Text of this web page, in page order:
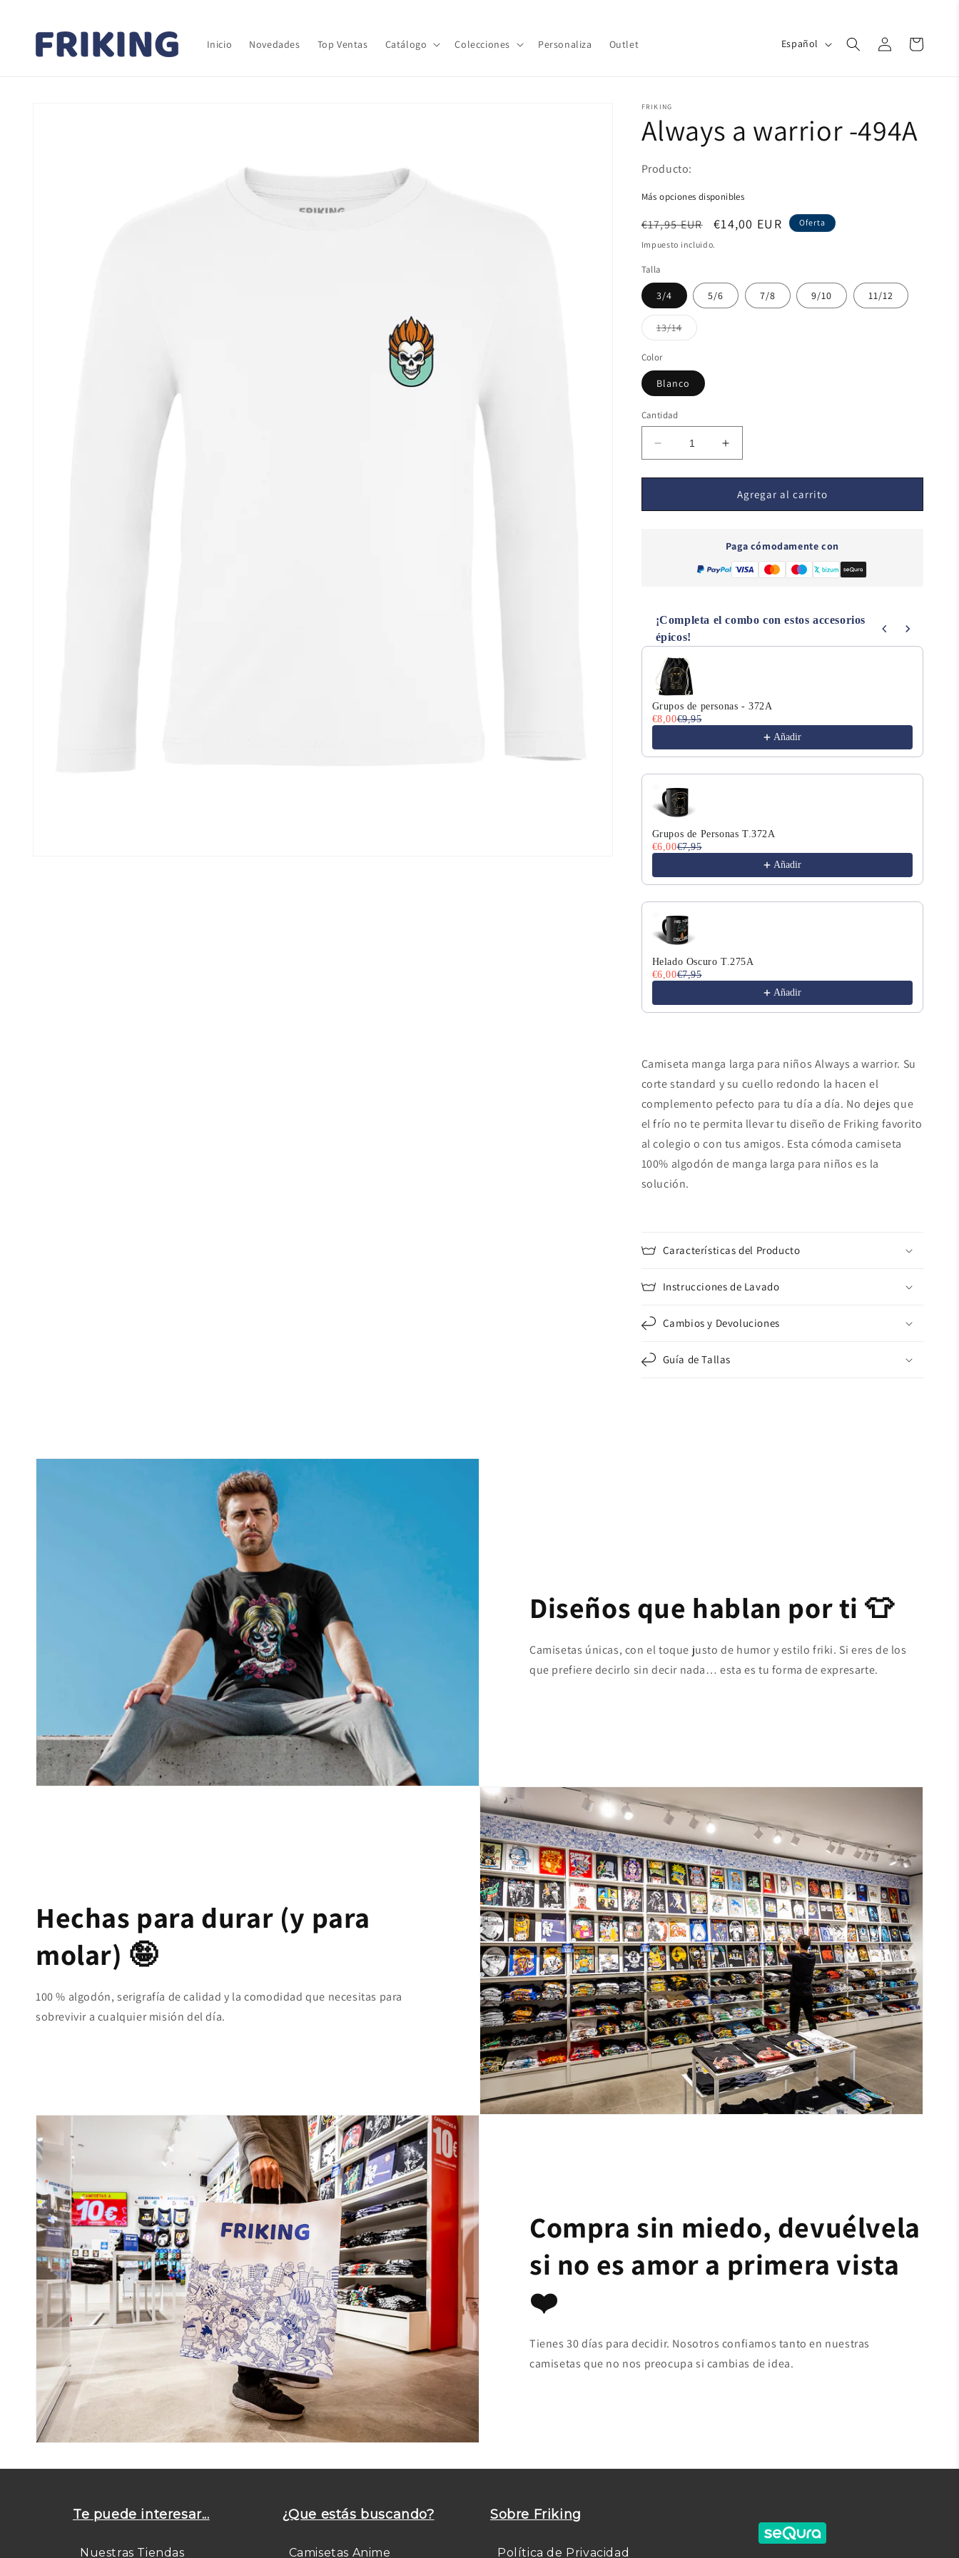
al contenido
Inicio Novedades Top Ventas Catálogo Colecciones Personaliza Outlet Español
sesión
Carrito
FRIKING
Always a warrior -494A
Producto:
Más opciones disponibles
Precio
habitual
€17,95 EUR
Precio
de
€14,00 EUR Oferta
Impuesto incluido.
Talla
3/4 5/6 7/8 9/10 11/12
13/14Variante
agotada
Color
Blanco
Cantidad
Reducir
cantidad
para
a
Aumentar
cantidad
para
Always
a
-494A
Agregar al carrito
Paga cómodamente con
¡Completa el combo con estos accesorios
épicos!
Use the Previous and Next buttons to navigate through
Grupos de personas - 372A
€8,00€9,95
Añadir
Grupos de Personas T.372A
€6,00€7,95
Añadir
Helado Oscuro T.275A
€6,00€7,95
Añadir
Camiseta manga larga para niños Always a warrior. Su
corte standard y su cuello redondo la hacen el
complemento pefecto para tu día a día. No dejes que
el frío no te permita llevar tu diseño de Friking favorito
al colegio o con tus amigos. Esta cómoda camiseta
100% algodón de manga larga para niños es la
solución.
Características del Producto
Instrucciones de Lavado
Cambios y Devoluciones
Guía de Tallas
Diseños que hablan por ti 👕
Camisetas únicas, con el toque justo de humor y estilo friki. Si eres de los
que prefiere decirlo sin decir nada… esta es tu forma de expresarte.
Hechas para durar (y para
molar) 🤪
100 % algodón, serigrafía de calidad y la comodidad que necesitas para
sobrevivir a cualquier misión del día.
Compra sin miedo, devuélvela
si no es amor a primera vista
❤️
Tienes 30 días para decidir. Nosotros confiamos tanto en nuestras
camisetas que no nos preocupa si cambias de idea.
Te puede interesar...
Nuestras Tiendas
¿Que estás buscando?
Camisetas Anime
Sobre Friking
Política de Privacidad